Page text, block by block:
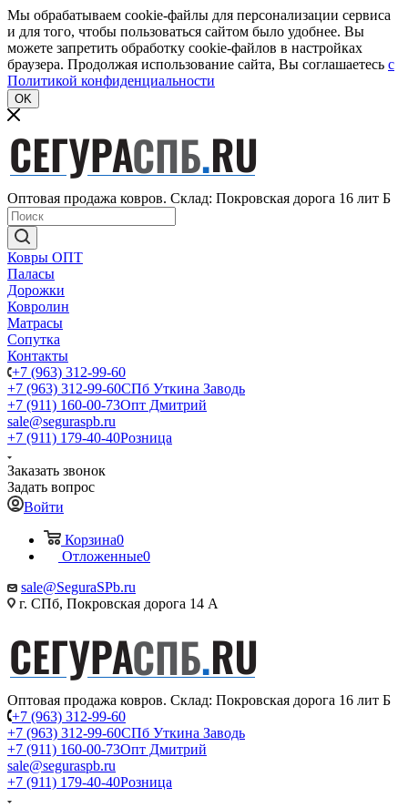
Мы обрабатываем cookie-файлы для персонализации сервиса
и для того, чтобы пользоваться сайтом было удобнее. Вы
можете запретить обработку cookie-файлов в настройках
браузера. Продолжая использование сайта, Вы соглашаетесь c
Политикой конфиденциальности
OK
Оптовая продажа ковров. Склад: Покровская дорога 16 лит Б
Ковры ОПТ
Паласы
Дорожки
Ковролин
Матрасы
Сопутка
Контакты
+7 (963) 312-99-60
+7 (963) 312-99-60СПб Уткина Заводь
+7 (911) 160-00-73Опт Дмитрий
sale@seguraspb.ru
+7 (911) 179-40-40Розница
Заказать звонок
Задать вопрос
Войти
Корзина0
Отложенные0
sale@SeguraSPb.ru
г. СПб, Покровская дорога 14 А
Оптовая продажа ковров. Склад: Покровская дорога 16 лит Б
+7 (963) 312-99-60
+7 (963) 312-99-60СПб Уткина Заводь
+7 (911) 160-00-73Опт Дмитрий
sale@seguraspb.ru
+7 (911) 179-40-40Розница